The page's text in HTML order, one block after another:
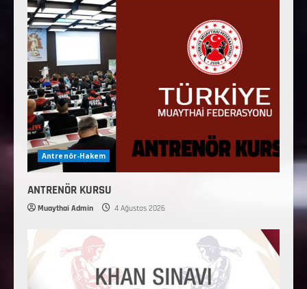
Antrenör-Hakem
ANTRENÖR KURSU
Muaythai Admin 4 Ağustos 2026